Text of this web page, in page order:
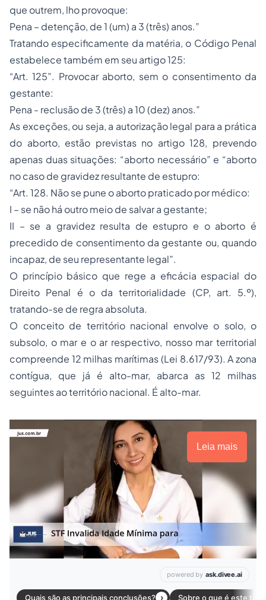
que outrem, lho provoque:
Pena – detenção, de 1 (um) a 3 (três) anos.”
Tratando especificamente da matéria, o Código Penal
estabelece também em seu artigo 125:
“Art. 125”. Provocar aborto, sem o consentimento da
gestante:
Pena - reclusão de 3 (três) a 10 (dez) anos.”
As exceções, ou seja, a autorização legal para a prática
do aborto, estão previstas no artigo 128, prevendo
apenas duas situações: “aborto necessário” e “aborto
no caso de gravidez resultante de estupro:
“Art. 128. Não se pune o aborto praticado por médico:
I – se não há outro meio de salvar a gestante;
II – se a gravidez resulta de estupro e o aborto é
precedido de consentimento da gestante ou, quando
incapaz, de seu representante legal”.
O princípio básico que rege a eficácia espacial do
Direito Penal é o da territorialidade (CP, art. 5.º),
tratando-se de regra absoluta.
O conceito de território nacional envolve o solo, o
subsolo, o mar e o ar respectivo, nosso mar territorial
compreende 12 milhas marítimas (Lei 8.617/93). A zona
contígua, que já é alto-mar, abarca as 12 milhas
seguintes ao território nacional. É alto-mar.
Leia mais